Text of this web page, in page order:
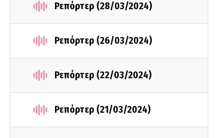
Ρεπόρτερ (28/03/2024)
Ρεπόρτερ (26/03/2024)
Ρεπόρτερ (22/03/2024)
Ρεπόρτερ (21/03/2024)